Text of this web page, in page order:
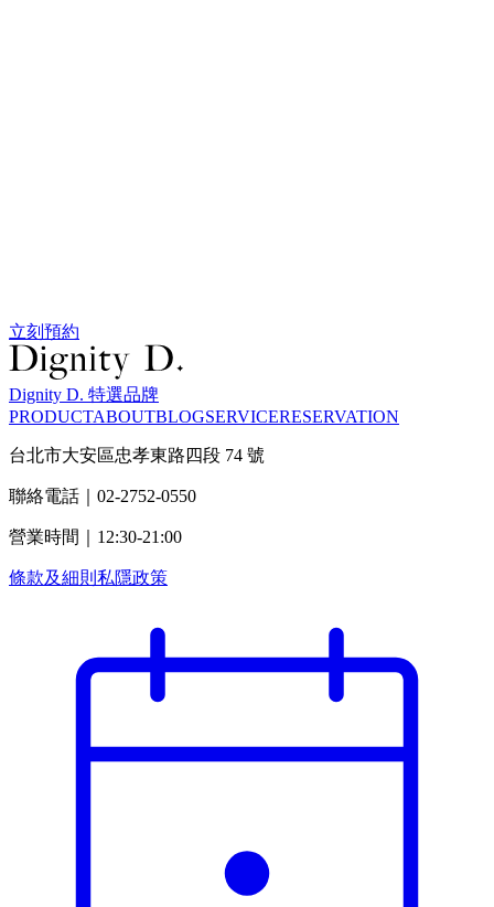
立刻預約
Dignity D. 特選品牌
PRODUCTABOUTBLOGSERVICERESERVATION
台北市大安區忠孝東路四段 74 號
聯絡電話｜02-2752-0550
營業時間｜12:30-21:00
條款及細則 私隱政策